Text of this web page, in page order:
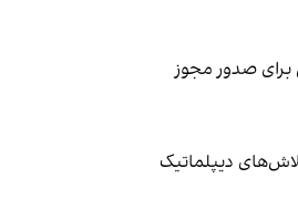
برای صدور مجوز
دیپلماتیک